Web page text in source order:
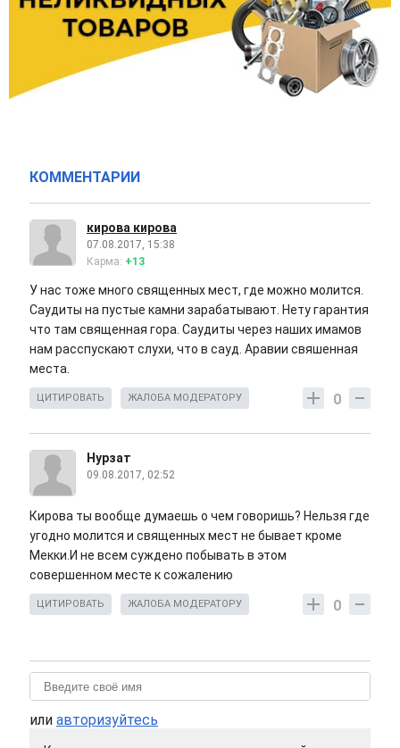
КОММЕНТАРИИ
кирова кирова
07.08.2017, 15:38
Карма: +13
У нас тоже много священных мест, где можно молится.
Саудиты на пустые камни зарабатывают. Нету гарантия
что там священная гора. Саудиты через наших имамов
нам расспускают слухи, что в сауд. Аравии свяшенная
места.
0
ЦИТИРОВАТЬ ЖАЛОБА МОДЕРАТОРУ
Нурзат
09.08.2017, 02:52
Кирова ты вообще думаешь о чем говоришь? Нельзя где
угодно молится и священных мест не бывает кроме
Мекки.И не всем суждено побывать в этом
совершенном месте к сожалению
0
ЦИТИРОВАТЬ ЖАЛОБА МОДЕРАТОРУ
или авторизуйтесь